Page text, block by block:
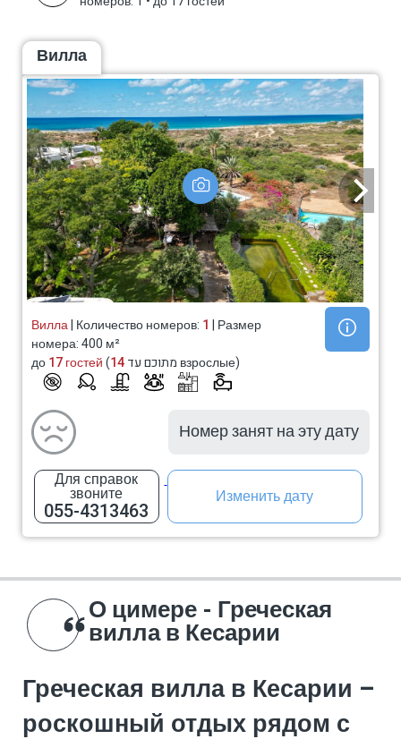
Вилла
Вилла| Количество номеров: 1 | Размер
номера: 400 м²
до17 гостей (מתוכם עד14 взрослые)
Номер занят на эту дату
Для справок
звоните
055-4313463
Изменить дату
О цимере - Греческая
вилла в Кесарии
Греческая вилла в Кесарии –
роскошный отдых рядом с